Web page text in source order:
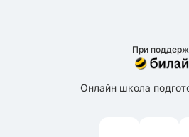
При
Онлайн школа